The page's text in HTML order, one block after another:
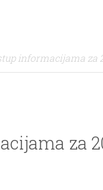
informacijama za
za